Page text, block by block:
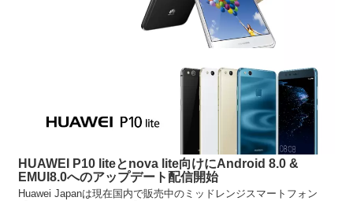
HUAWEI P10 liteとnova lite向けにAndroid 8.0 &
EMUI8.0へのアップデート配信開始
Huawei Japanは現在国内で販売中のミッドレンジスマートフォン